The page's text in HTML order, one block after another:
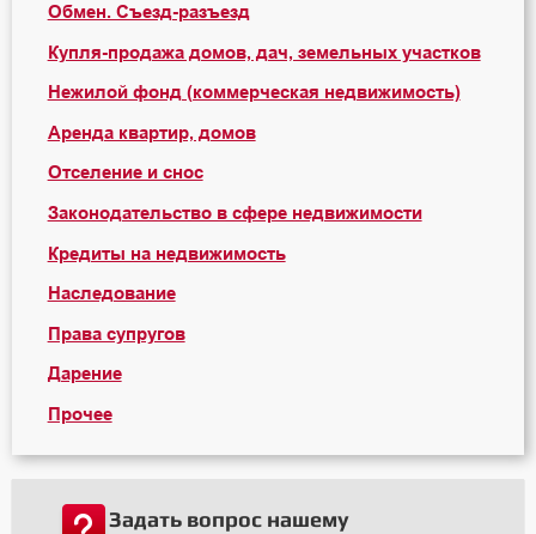
Обмен. Съезд-разъезд
Купля-продажа домов, дач, земельных участков
Нежилой фонд (коммерческая недвижимость)
Аренда квартир, домов
Отселение и снос
Законодательство в сфере недвижимости
Кредиты на недвижимость
Наследование
Права супругов
Дарение
Прочее
Задать вопрос нашему